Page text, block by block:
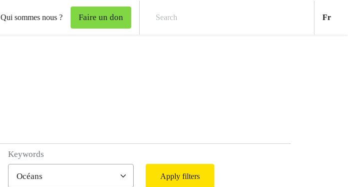
Qui sommes nous ? Faire un don Fr
Keywords
Apply filters